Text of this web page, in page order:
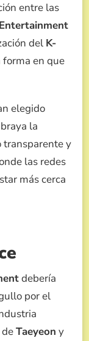
entre las
del K-
en que
elegido
la
transparente y
las redes
más cerca
debería
por el
Taeyeon y